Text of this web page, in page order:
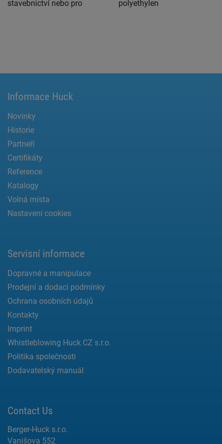
stavebnictví nebo pro
polyethylen
Informace Huck
Novinky
Historie
Partneři
Certifikáty
Reference
Katalogy
Volná místa
Nastavení cookies
Servisní informace
Dopravné a manipulace
Prodejní a dodací podmínky
Ochrana osobních údajů
Kontakty
Imprint
Whistleblowing Huck CZ s.r.o.
Politika společnosti
Dodavatelský manuál
Contact Us
Berger-Huck s.r.o.
Vanišova 552